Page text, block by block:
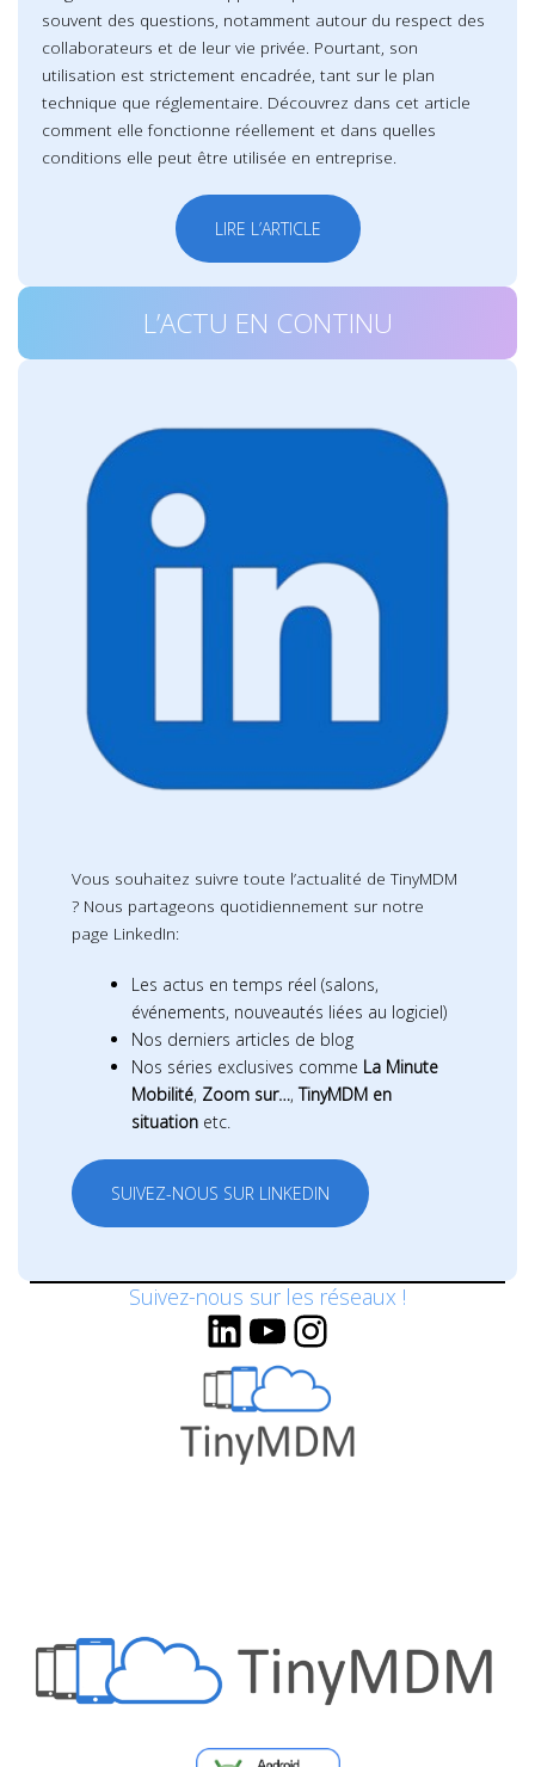
souvent des questions, notamment autour du respect des
collaborateurs et de leur vie privée. Pourtant, son
utilisation est strictement encadrée, tant sur le plan
technique que réglementaire. Découvrez dans cet article
comment elle fonctionne réellement et dans quelles
conditions elle peut être utilisée en entreprise.
LIRE L’ARTICLE
L’ACTU EN CONTINU
Vous souhaitez suivre toute l’actualité de TinyMDM
? Nous partageons quotidiennement sur notre
page LinkedIn:
Les actus en temps réel (salons,
événements, nouveautés liées au logiciel)
Nos derniers articles de blog
Nos séries exclusives comme La Minute
Mobilité, Zoom sur…,TinyMDM en
situationetc.
SUIVEZ-NOUS SUR LINKEDIN
Suivez-nous sur les réseaux !
LinkedIn
YouTube
Instagram